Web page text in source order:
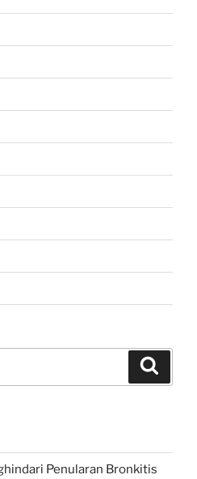
Penularan Bronkitis